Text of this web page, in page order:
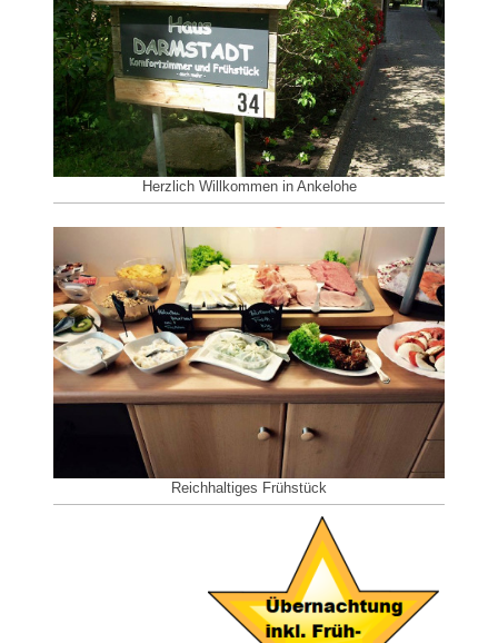
Herzlich Willkommen in Ankelohe
Reichhaltiges Frühstück